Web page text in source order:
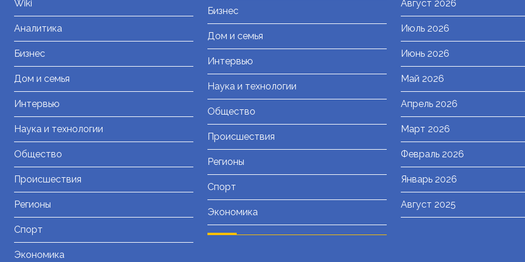
Wiki
Аналитика
Бизнес
Дом и семья
Интервью
Наука и технологии
Общество
Происшествия
Регионы
Спорт
Экономика
Бизнес
Дом и семья
Интервью
Наука и технологии
Общество
Происшествия
Регионы
Спорт
Экономика
Август 2026
Июль 2026
Июнь 2026
Май 2026
Апрель 2026
Март 2026
Февраль 2026
Январь 2026
Август 2025